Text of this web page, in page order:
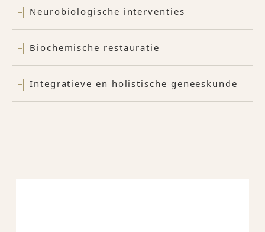
Neurobiologische interventies
Biochemische restauratie
Integratieve en holistische geneeskunde